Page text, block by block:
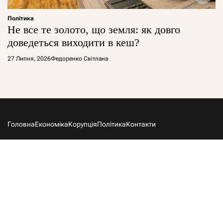
Політика
Не все те золото, що земля: як довго
доведеться виходити в кеш?
27 Липня, 2026Федоренко Світлана
ГоловнаЕкономікаКорупціяПолітикаКонтакти